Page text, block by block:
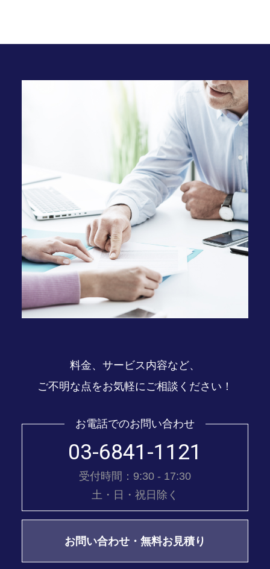
料金、サービス内容など、
ご不明な点をお気軽にご相談ください！
お電話でのお問い合わせ
03-6841-1121
受付時間：9:30 - 17:30
土・日・祝日除く
お問い合わせ・無料お見積り